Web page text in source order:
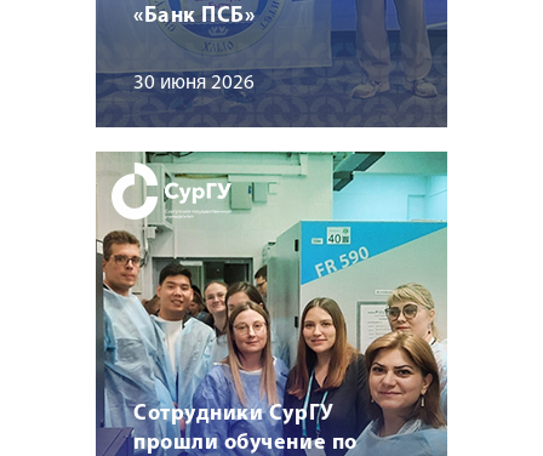
«Банк ПСБ»
30 июня 2026
Сотрудники СурГУ
прошли обучение по